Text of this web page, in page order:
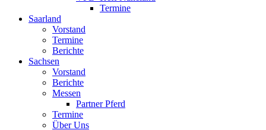
Termine
Saarland
Vorstand
Termine
Berichte
Sachsen
Vorstand
Berichte
Messen
Partner Pferd
Termine
Über Uns